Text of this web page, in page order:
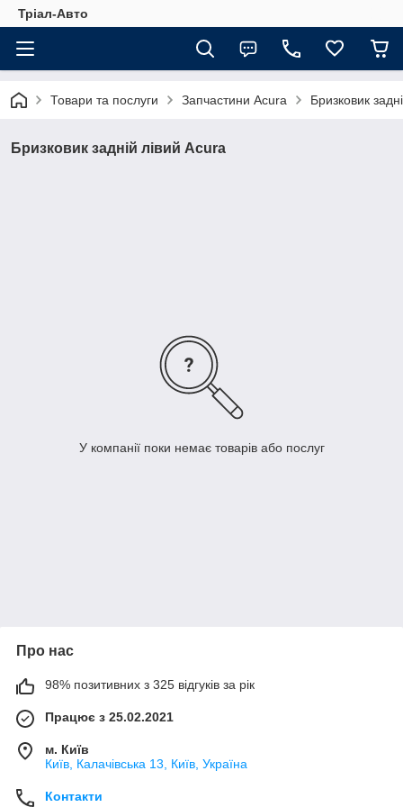
Тріал-Авто
Товари та послуги Запчастини Acura Бризковик
Бризковик задній лівий Acura
У компанії поки немає товарів або послуг
Про нас
98% позитивних з 325 відгуків за рік
Працює з 25.02.2021
м. Київ
Київ, Калачівська 13, Київ, Україна
Контакти